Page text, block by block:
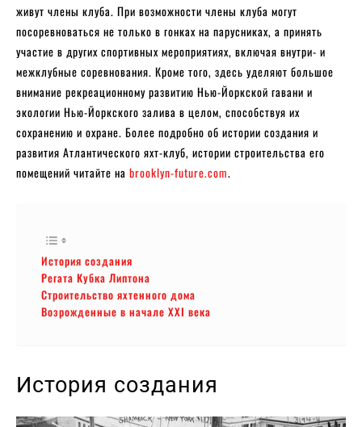
живут члены клуба. При возможности члены клуба могут
посоревноваться не только в гонках на парусниках, а принять
участие в других спортивных мероприятиях, включая внутри- и
межклубные соревнования. Кроме того, здесь уделяют большое
внимание рекреационному развитию Нью-Йоркской гавани и
экологии Нью-Йоркского залива в целом, способствуя их
сохранению и охране. Более подробно об истории создания и
развития Атлантического яхт-клуб, истории строительства его
помещений читайте на brooklyn-future.com.
История создания
Регата Кубка Липтона
Строительство яхтенного дома
Возрожденные в начале XXI века
История создания